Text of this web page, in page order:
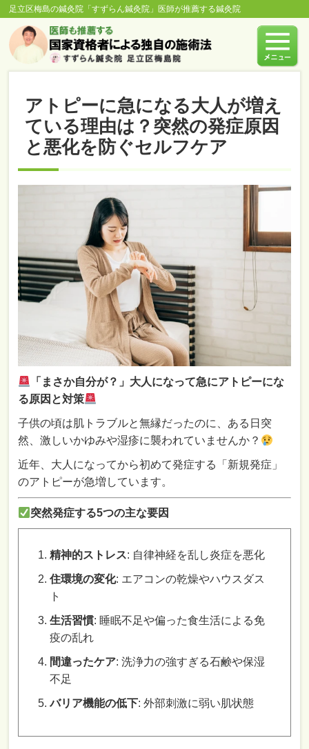
足立区梅島の鍼灸院「すずらん鍼灸院」医師が推薦する鍼灸院
アトピーに急になる大人が増え
ている理由は？突然の発症原因
と悪化を防ぐセルフケア
「まさか自分が？」大人になって急にアトピーにな
る原因と対策
子供の頃は肌トラブルと無縁だったのに、ある日突
然、激しいかゆみや湿疹に襲われていませんか？
近年、大人になってから初めて発症する「新規発症」
のアトピーが急増しています。
突然発症する5つの主な要因
精神的ストレス: 自律神経を乱し炎症を悪化
住環境の変化: エアコンの乾燥やハウスダス
ト
生活習慣: 睡眠不足や偏った食生活による免
疫の乱れ
間違ったケア: 洗浄力の強すぎる石鹸や保湿
不足
バリア機能の低下: 外部刺激に弱い肌状態